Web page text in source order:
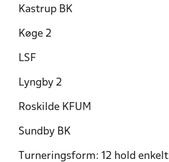
Kastrup BK
Køge 2
LSF
Lyngby 2
Roskilde KFUM
Sundby BK
Turneringsform: 12 hold enkelt